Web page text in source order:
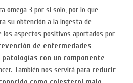
omega 3 por sí solo, por lo que
su obtención a la ingesta de
los aspectos positivos aportados por
de enfermedades
patologías con un componente
También nos servirá para reducir